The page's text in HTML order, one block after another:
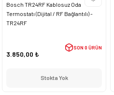
Bosch TR24RF Kablosuz Oda
Termostatı (Dijital / RF Bağlantılı) -
TR24RF
3.850,00 ₺
SON 0 ÜRÜN
Stokta Yok